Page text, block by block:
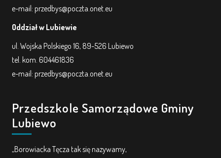
e-mail: przedbys@poczta.onet.eu
Oddział w Lubiewie
ul. Wojska Polskiego 16, 89-526 Lubiewo
tel. kom. 604461836
e-mail: przedbys@poczta.onet.eu
Przedszkole Samorządowe Gminy
Lubiewo
„Borowiacka Tęcza tak się nazywamy,